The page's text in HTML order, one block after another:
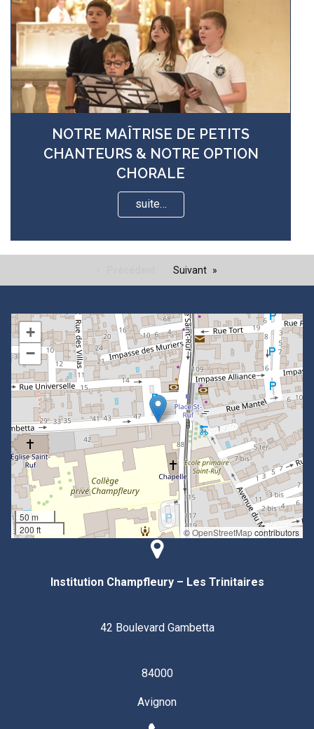
NOTRE MAÎTRISE DE PETITS
CHANTEURS & NOTRE OPTION
CHORALE
suite…
Suivant
+
−
50 m
200 ft
©OpenStreetMapcontributors
Institution Champfleury – Les Trinitaires
42 Boulevard Gambetta
84000
Avignon